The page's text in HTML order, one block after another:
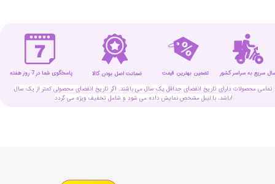
تمامی محصولات دارای تاریخ انقضای حداقل یک سال می باشند. اگر تاریخ انقضای محصولی کمتر از یک سال
باشد، با لیبل مشخص نمایش داده می شود و شامل تخفیف ویژه می گردد!
ضمانت اصل بودن کالا تضمین بهترین قیمت پاسخگوی شما در 7 روز هفته سریع به سراسر کشور